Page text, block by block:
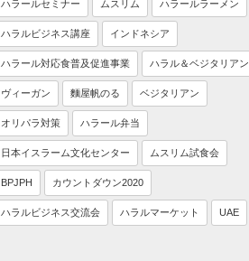
ハラールセミナー ムスリム ハラールラーメン
ハラルビジネス講座 インドネシア
ハラール対応食普及促進事業 ハラル＆ベジタリアン
ヴィーガン 麵屋帆のる ベジタリアン
オリパラ対策 ハラール弁当
日本イスラーム文化センター ムスリム試食会
BPJPH カウントダウン2020
ハラルビジネス交流会 ハラルマーケット UAE